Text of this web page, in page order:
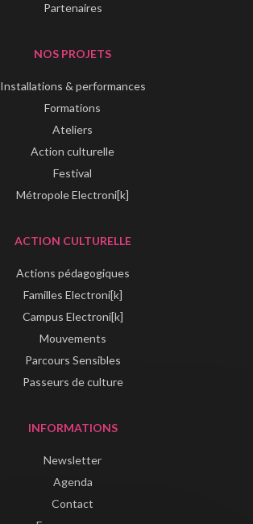
Partenaires
NOS PROJETS
Installations & performances
Formations
Ateliers
Action culturelle
Festival
Métropole Electroni[k]
ACTION CULTURELLE
Actions pédagogiques
Familles Electroni[k]
Campus Electroni[k]
Mouvements
Parcours Sensibles
Passeurs de culture
INFORMATIONS
Newsletter
Agenda
Contact